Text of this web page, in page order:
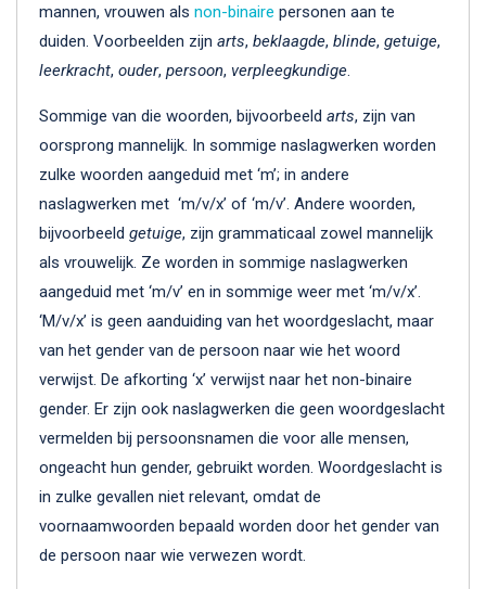
mannen, vrouwen als non-binaire personen aan te
duiden. Voorbeelden zijn arts, beklaagde, blinde, getuige,
leerkracht, ouder, persoon, verpleegkundige.
Sommige van die woorden, bijvoorbeeld arts, zijn van
oorsprong mannelijk. In sommige naslagwerken worden
zulke woorden aangeduid met ‘m’; in andere
naslagwerken met ‘m/v/x’ of ‘m/v’. Andere woorden,
bijvoorbeeld getuige, zijn grammaticaal zowel mannelijk
als vrouwelijk. Ze worden in sommige naslagwerken
aangeduid met ‘m/v’ en in sommige weer met ‘m/v/x’.
‘M/v/x’ is geen aanduiding van het woordgeslacht, maar
van het gender van de persoon naar wie het woord
verwijst. De afkorting ‘x’ verwijst naar het non-binaire
gender. Er zijn ook naslagwerken die geen woordgeslacht
vermelden bij persoonsnamen die voor alle mensen,
ongeacht hun gender, gebruikt worden. Woordgeslacht is
in zulke gevallen niet relevant, omdat de
voornaamwoorden bepaald worden door het gender van
de persoon naar wie verwezen wordt.